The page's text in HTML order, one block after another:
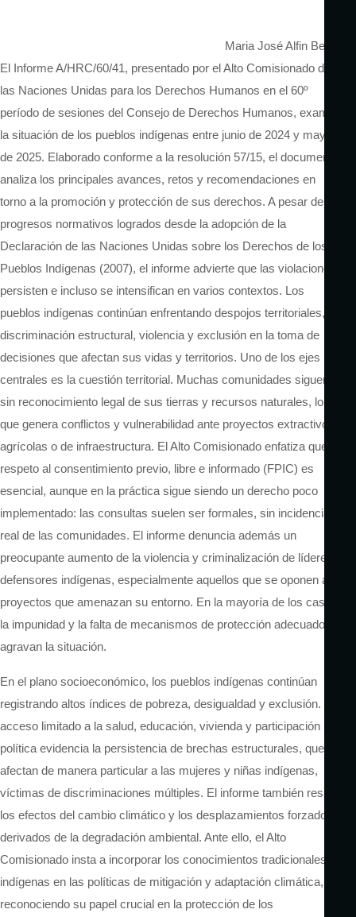
Maria José Alfin Bernal
El Informe A/HRC/60/41, presentado por el Alto Comisionado de
las Naciones Unidas para los Derechos Humanos en el 60º
período de sesiones del Consejo de Derechos Humanos, examina
la situación de los pueblos indígenas entre junio de 2024 y mayo
de 2025. Elaborado conforme a la resolución 57/15, el documento
analiza los principales avances, retos y recomendaciones en
torno a la promoción y protección de sus derechos. A pesar de los
progresos normativos logrados desde la adopción de la
Declaración de las Naciones Unidas sobre los Derechos de los
Pueblos Indígenas (2007), el informe advierte que las violaciones
persisten e incluso se intensifican en varios contextos. Los
pueblos indígenas continúan enfrentando despojos territoriales,
discriminación estructural, violencia y exclusión en la toma de
decisiones que afectan sus vidas y territorios. Uno de los ejes
centrales es la cuestión territorial. Muchas comunidades siguen
sin reconocimiento legal de sus tierras y recursos naturales, lo
que genera conflictos y vulnerabilidad ante proyectos extractivos,
agrícolas o de infraestructura. El Alto Comisionado enfatiza que el
respeto al consentimiento previo, libre e informado (FPIC) es
esencial, aunque en la práctica sigue siendo un derecho poco
implementado: las consultas suelen ser formales, sin incidencia
real de las comunidades. El informe denuncia además un
preocupante aumento de la violencia y criminalización de líderes y
defensores indígenas, especialmente aquellos que se oponen a
proyectos que amenazan su entorno. En la mayoría de los casos,
la impunidad y la falta de mecanismos de protección adecuados
agravan la situación.
En el plano socioeconómico, los pueblos indígenas continúan
registrando altos índices de pobreza, desigualdad y exclusión. El
acceso limitado a la salud, educación, vivienda y participación
política evidencia la persistencia de brechas estructurales, que
afectan de manera particular a las mujeres y niñas indígenas,
víctimas de discriminaciones múltiples. El informe también resalta
los efectos del cambio climático y los desplazamientos forzados
derivados de la degradación ambiental. Ante ello, el Alto
Comisionado insta a incorporar los conocimientos tradicionales
indígenas en las políticas de mitigación y adaptación climática,
reconociendo su papel crucial en la protección de los